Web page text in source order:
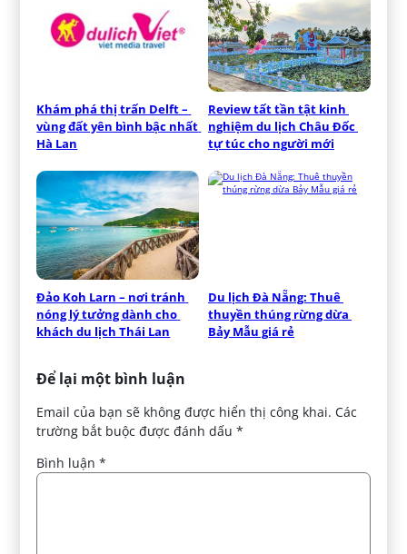
Khám phá thị trấn Delft –
vùng đất yên bình bậc nhất
Hà Lan
Review tất tần tật kinh
nghiệm du lịch Châu Đốc
tự túc cho người mới
Đảo Koh Larn – nơi tránh
nóng lý tưởng dành cho
khách du lịch Thái Lan
Du lịch Đà Nẵng: Thuê
thuyền thúng rừng dừa
Bảy Mẫu giá rẻ
Để lại một bình luận
Email của bạn sẽ không được hiển thị công khai. Các
trường bắt buộc được đánh dấu*
Bình luận*